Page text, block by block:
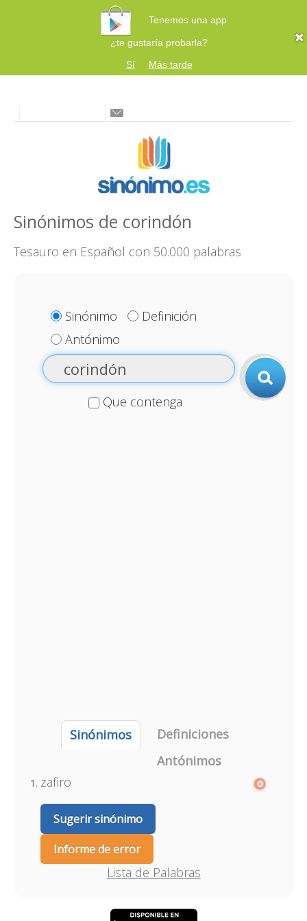
Tenemos una app
¿te gustaría probarla?
Sí
Más tarde
Sinónimos de corindón
Tesauro en Español con 50.000 palabras
Sinónimo
Definición
Antónimo
Que contenga
Sinónimos
Definiciones
Antónimos
zafiro
Sugerir sinónimo
Informe de error
Lista de Palabras